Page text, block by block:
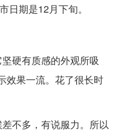
日期是12月下旬。
硬有质感的外观所吸
效果一流。花了很长时
不多，有说服力。所以